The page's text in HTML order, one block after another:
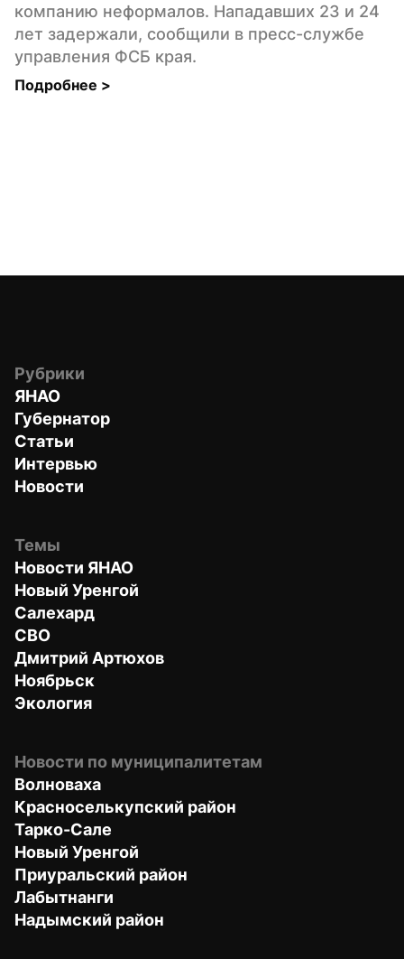
компанию неформалов. Нападавших 23 и 24
лет задержали, сообщили в пресс-службе
управления ФСБ края.
Подробнее >
Рубрики
ЯНАО
Губернатор
Статьи
Интервью
Новости
Темы
Новости ЯНАО
Новый Уренгой
Салехард
СВО
Дмитрий Артюхов
Ноябрьск
Экология
Новости по муниципалитетам
Волноваха
Красноселькупский район
Тарко-Сале
Новый Уренгой
Приуральский район
Лабытнанги
Надымский район